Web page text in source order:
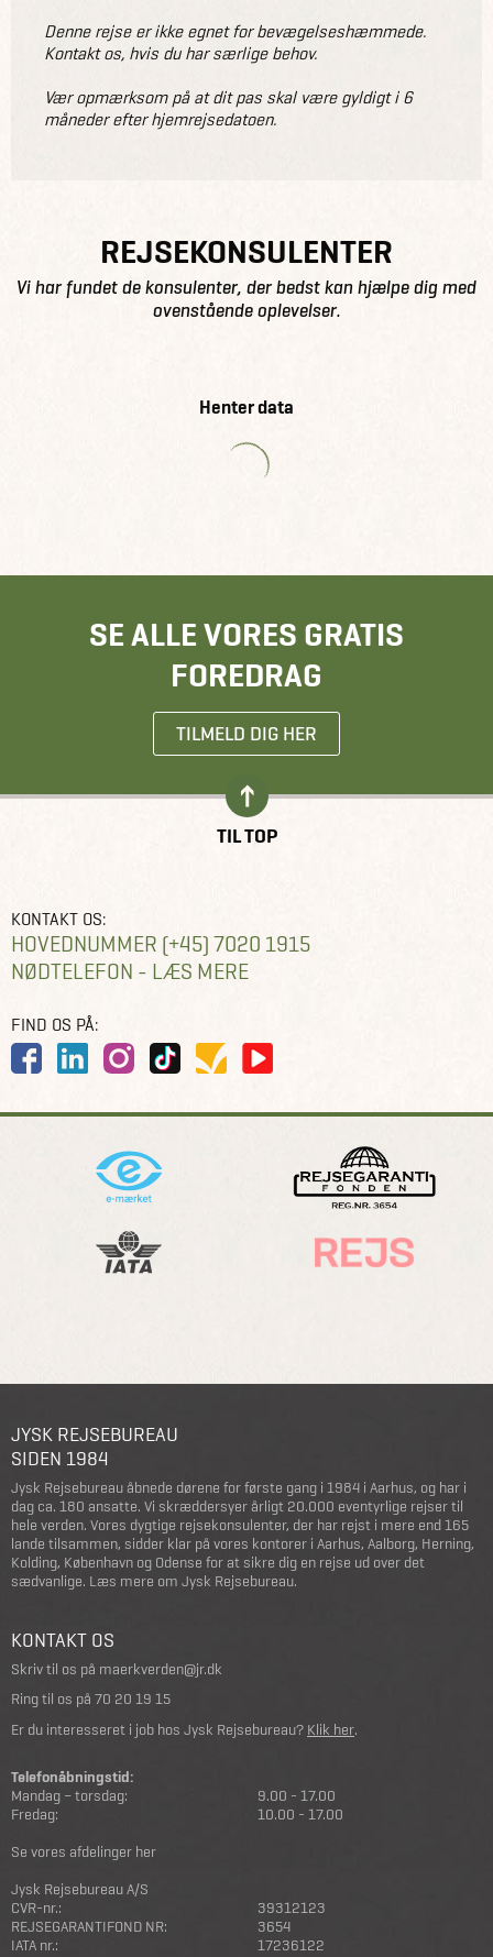
Denne rejse er ikke egnet for bevægelseshæmmede.
Kontakt os, hvis du har særlige behov.
Vær opmærksom på at dit pas skal være gyldigt i 6
måneder efter hjemrejsedatoen.
REJSEKONSULENTER
Vi har fundet de konsulenter, der bedst kan hjælpe dig med
ovenstående oplevelser.
Henter data
SE ALLE VORES GRATIS
FOREDRAG
TILMELD DIG HER
TIL TOP
KONTAKT OS:
HOVEDNUMMER (+45) 7020 1915
NØDTELEFON - LÆS MERE
FIND OS PÅ:
JYSK REJSEBUREAU
SIDEN 1984
Jysk Rejsebureau åbnede dørene for første gang i 1984 i Aarhus, og har i
dag ca. 180 ansatte. Vi skræddersyer årligt 20.000 eventyrlige rejser til
hele verden. Vores dygtige rejsekonsulenter, der har rejst i mere end 165
lande tilsammen, sidder klar på vores kontorer i Aarhus, Aalborg, Herning,
Kolding, København og Odense for at sikre dig en rejse ud over det
sædvanlige. Læs mere om Jysk Rejsebureau.
KONTAKT OS
Skriv til os på maerkverden@jr.dk
Ring til os på 70 20 19 15
Er du interesseret i job hos Jysk Rejsebureau? Klik her.
Telefonåbningstid:
Mandag – torsdag:
9.00 - 17.00
Fredag:
10.00 - 17.00
Se vores afdelinger her
Jysk Rejsebureau A/S
CVR-nr.:
39312123
REJSEGARANTIFOND NR:
3654
IATA nr.:
17236122